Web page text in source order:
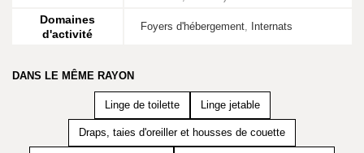
Domaines
d'activité
Foyers d'hébergement, Internats
DANS LE MÊME RAYON
Linge de toilette Linge jetable
Draps, taies d'oreiller et housses de couette